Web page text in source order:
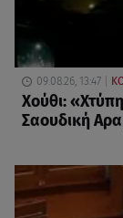
09.08.26, 13:47
Χούθι:
Σαουδική